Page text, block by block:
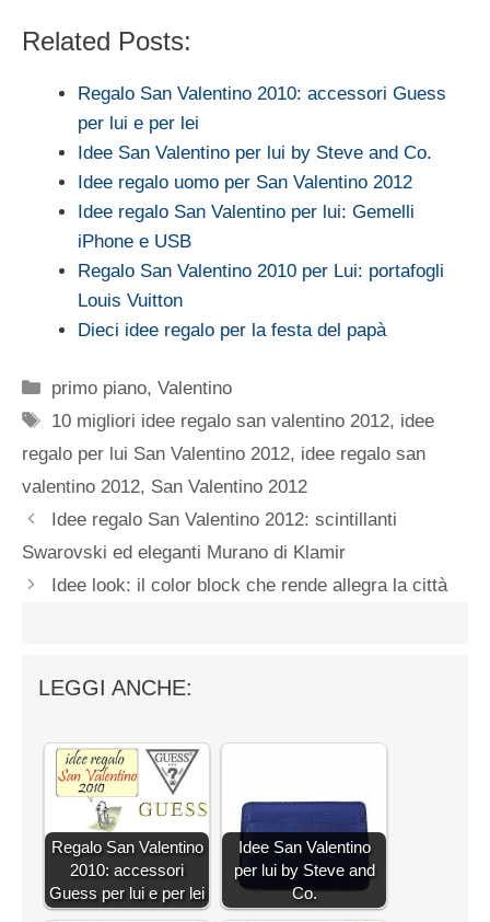
Related Posts:
Regalo San Valentino 2010: accessori Guess
per lui e per lei
Idee San Valentino per lui by Steve and Co.
Idee regalo uomo per San Valentino 2012
Idee regalo San Valentino per lui: Gemelli
iPhone e USB
Regalo San Valentino 2010 per Lui: portafogli
Louis Vuitton
Dieci idee regalo per la festa del papà
Categorie
primo piano,Valentino
Tag
10 migliori idee regalo san valentino 2012, idee
regalo per lui San Valentino 2012, idee regalo san
valentino 2012, San Valentino 2012
Idee regalo San Valentino 2012: scintillanti
Swarovski ed eleganti Murano di Klamir
Idee look: il color block che rende allegra la città
LEGGI ANCHE:
Regalo San Valentino
2010: accessori
Guess per lui e per lei
Idee San Valentino
per lui by Steve and
Co.